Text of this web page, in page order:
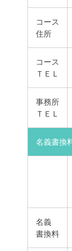
コース
住所
コース
ＴＥＬ
事務所
ＴＥＬ
名義書換
名義
書換料